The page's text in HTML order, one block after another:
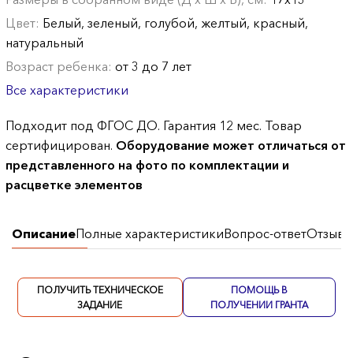
Цвет: Белый, зеленый, голубой, желтый, красный,
натуральный
Возраст ребенка:от 3 до 7 лет
Все характеристики
Подходит под ФГОС ДО. Гарантия 12 мес. Товар
сертифицирован. Оборудование может отличаться от
представленного на фото по комплектации и
расцветке элементов
ОписаниеПолные характеристикиВопрос-ответОтзывы
ПОЛУЧИТЬ ТЕХНИЧЕСКОЕ
ЗАДАНИЕ
ПОМОЩЬ В
ПОЛУЧЕНИИ ГРАНТА